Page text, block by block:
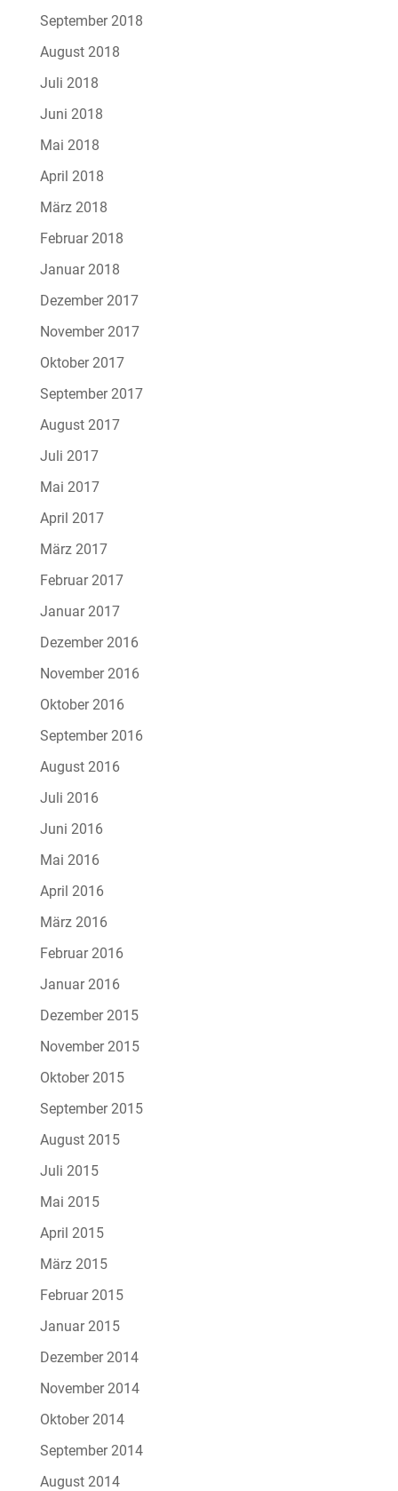
September 2018
August 2018
Juli 2018
Juni 2018
Mai 2018
April 2018
März 2018
Februar 2018
Januar 2018
Dezember 2017
November 2017
Oktober 2017
September 2017
August 2017
Juli 2017
Mai 2017
April 2017
März 2017
Februar 2017
Januar 2017
Dezember 2016
November 2016
Oktober 2016
September 2016
August 2016
Juli 2016
Juni 2016
Mai 2016
April 2016
März 2016
Februar 2016
Januar 2016
Dezember 2015
November 2015
Oktober 2015
September 2015
August 2015
Juli 2015
Mai 2015
April 2015
März 2015
Februar 2015
Januar 2015
Dezember 2014
November 2014
Oktober 2014
September 2014
August 2014